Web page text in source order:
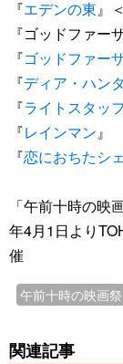
『エデンの東』
『ゴッドファー
『ゴッドファー
『ディア・ハン
『ライトスタッフ
『レインマン』
『恋におちたシ
「午前十時の
年4月1日より
催
午前十時の映画祭
関連記事